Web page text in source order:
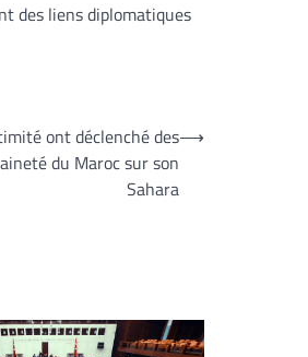
des liens diplomatiques
ont déclenché des
du Maroc sur son
Sahara
⟶